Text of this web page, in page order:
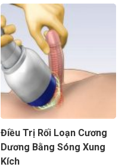
Điều Trị Rối Loạn Cương
Dương Bằng Sóng Xung
Kích